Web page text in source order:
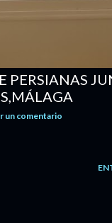
PERSIANAS
un comentario